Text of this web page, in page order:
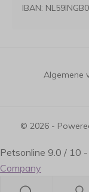
IBAN:
© 2026 -
Algemene
Petsonline 9.0 / 10 -
Company